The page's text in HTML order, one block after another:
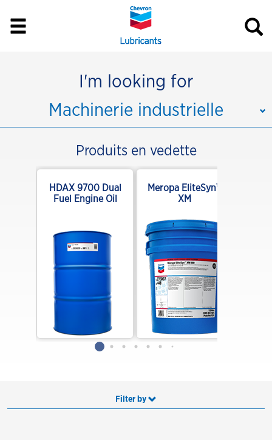
I'm looking for
Machinerie industrielle
Produits en vedette
HDAX 9700 Dual
Fuel Engine Oil
Meropa EliteSyn™
XM
Filter by